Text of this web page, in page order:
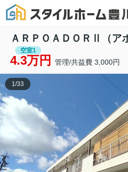
ＡＲＰＯＡＤＯＲⅡ（ア
空室1
4.3万円 管理/共益費 3,000円
1/33